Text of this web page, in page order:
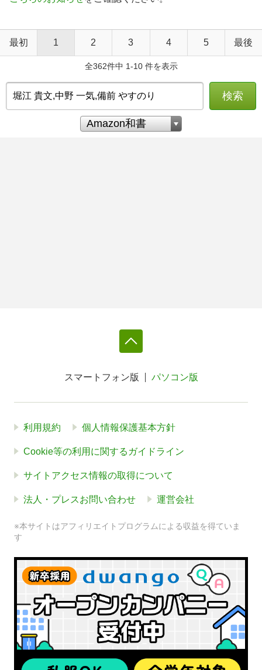
最初 1 2 3 4 5 最後
全362件中 1-10 件を表示
検索
スマートフォン版 パソコン版
利用規約 個人情報保護基本方針
Cookie等の利用に関するガイドライン
サイトアクセス情報の取得について
法人・プレスお問い合わせ 運営会社
※本サイトはアフィリエイトプログラムによる収益を得ていま
す